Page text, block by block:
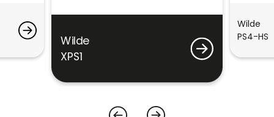
Wilde
XPS1
Wilde
PS4-HS